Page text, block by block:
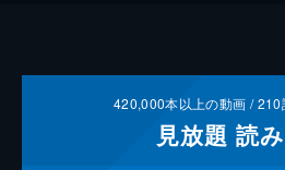
420,000本以上の動画 /210
見放題 読